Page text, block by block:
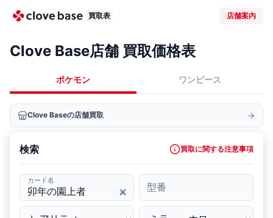
買取表 店舗案内
Clove Base店舗 買取価格表
ポケモン ワンピース
Clove Baseの店舗買取
検索 買取に関する注意事項
カード名
型番